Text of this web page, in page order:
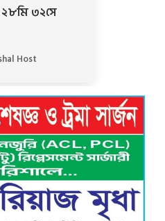
লঞ্চঘাটে গাঁজা-ইয়াবা সেবনের
দিল ভ্রাম্যমাণ আদালত, ৩
কারাদণ্ড
ভিকটিমের সন্ধান মেলেনি …
প্রশ্নবিদ্ধ চার্জশিট দেয়ায়
তদন্তকারী কর্মকর্তাকে শোকজ সহ
তদন্তের নির্দেশ
এগিয়ে যাওয়ার প্রত্যয়ে
বাখরকাঠি বি আই টি বালিকা
বিদ্যালয়, এডহক কমিটির অভিষেকে
মানোন্নয়নের অঙ্গীকার
৩১সে
Host